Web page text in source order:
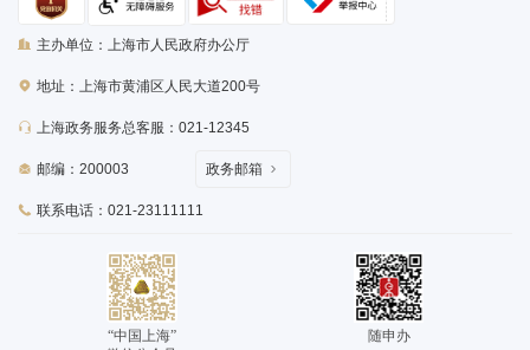
主办单位：上海市人民政府办公厅
地址：上海市黄浦区人民大道200号
上海政务服务总客服：021-12345
邮编：200003
联系电话：021-23111111
政务邮箱
“中国上海”
随申办